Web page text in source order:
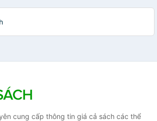
cung cấp thông tin giá cả sách các thể